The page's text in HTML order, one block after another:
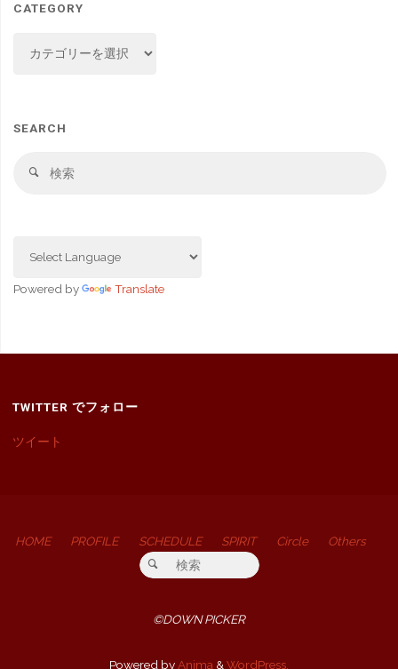
CATEGORY
SEARCH
検
Powered by Translate
TWITTER でフォロー
ツイート
HOME PROFILE SCHEDULE SPIRIT Circle
Others
検索対象:
検索
©DOWN PICKER
Powered byAnima &WordPress.